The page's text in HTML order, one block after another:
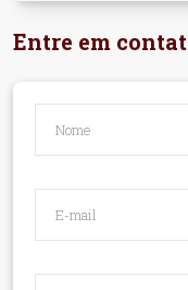
Entre em